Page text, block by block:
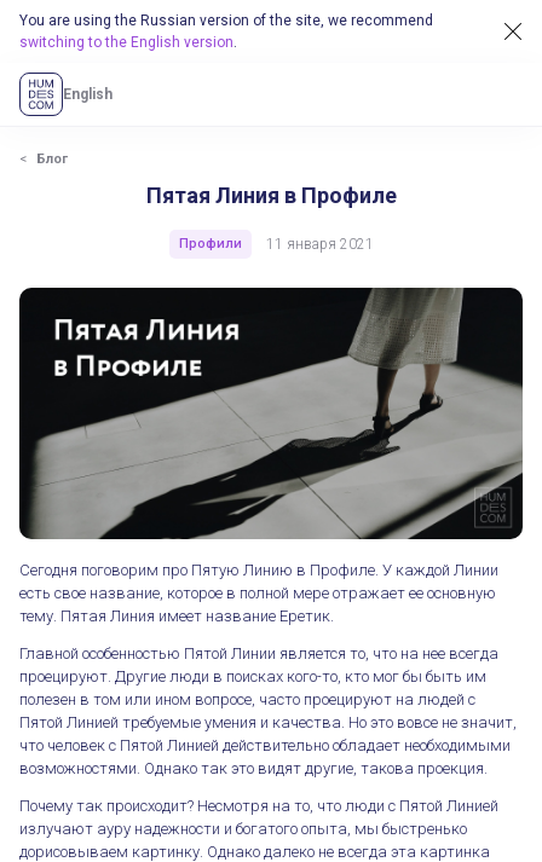
You are using the Russian version of the site, we recommend
switching to the English version.
English
Блог
Пятая Линия в Профиле
Профили 11 января 2021
Сегодня поговорим про Пятую Линию в Профиле. У каждой Линии
есть свое название, которое в полной мере отражает ее основную
тему. Пятая Линия имеет название Еретик.
Главной особенностью Пятой Линии является то, что на нее всегда
проецируют. Другие люди в поисках кого-то, кто мог бы быть им
полезен в том или ином вопросе, часто проецируют на людей с
Пятой Линией требуемые умения и качества. Но это вовсе не значит,
что человек с Пятой Линией действительно обладает необходимыми
возможностями. Однако так это видят другие, такова проекция.
Почему так происходит? Несмотря на то, что люди с Пятой Линией
излучают ауру надежности и богатого опыта, мы быстренько
дорисовываем картинку. Однако далеко не всегда эта картинка